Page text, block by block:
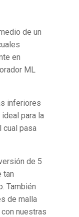
de un
en
ML
inferiores
para la
cual pasa
de 5
tan
También
de malla
nuestras